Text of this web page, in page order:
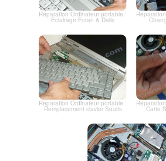
Réparation Ordinateur portable :
Eclairage Ecran & Dalle
Réparation Ordinateur portable :
Remplacement clavier Souris Carte